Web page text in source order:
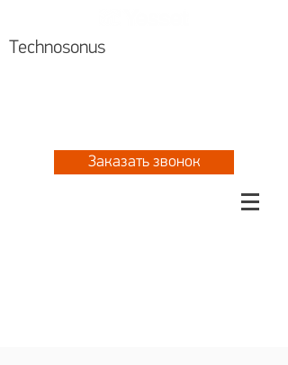
Technosonus
Заказать звонок